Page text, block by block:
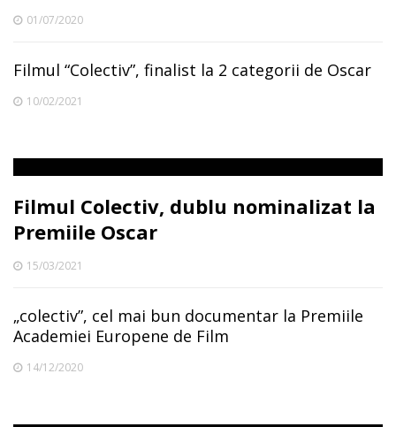
01/07/2020
Filmul “Colectiv”, finalist la 2 categorii de Oscar
10/02/2021
Filmul Colectiv, dublu nominalizat la
Premiile Oscar
15/03/2021
„colectiv”, cel mai bun documentar la Premiile
Academiei Europene de Film
14/12/2020